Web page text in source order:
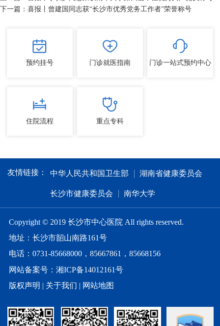
下一篇： 喜报丨曾建国同志获“长沙市优秀党务工作者”荣誉称号
预约挂号 门诊就医指南 门诊一站式预约中心
住院流程 重点专科
友情链接： 中华人民共和国卫生部 湖南省健康委员会
长沙市健康委员会 南华大学
Copyright © 2019 长沙市中心医院 All rights reserved.
地址：长沙市韶山南路161号
电话：0731-85668000，85667861，85668156
网站备案号：湘ICP备14012161号
版权声明 | 关于我们 | 网站地图